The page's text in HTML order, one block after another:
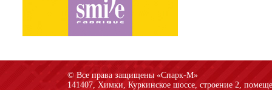
© Все права защищены «Спарк-M»
141407, Химки, Куркинское шоссе, строение 2,